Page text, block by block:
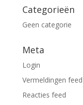
Categorieën
Geen categorie
Meta
Login
Vermeldingen feed
Reacties feed